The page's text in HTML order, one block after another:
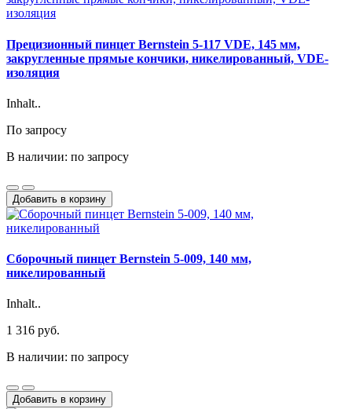
Прецизионный пинцет Bernstein 5-117 VDE, 145 мм,
закругленные прямые кончики, никелированный, VDE-
изоляция
Inhalt..
По запросу
В наличии: по запросу
Добавить в корзину
Сборочный пинцет Bernstein 5-009, 140 мм,
никелированный
Inhalt..
1 316 руб.
В наличии: по запросу
Добавить в корзину